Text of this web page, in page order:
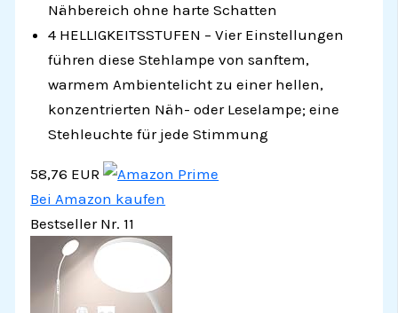
Nähbereich ohne harte Schatten
4 HELLIGKEITSSTUFEN – Vier Einstellungen
führen diese Stehlampe von sanftem,
warmem Ambientelicht zu einer hellen,
konzentrierten Näh- oder Leselampe; eine
Stehleuchte für jede Stimmung
58,76 EUR
Bei Amazon kaufen
Bestseller Nr. 11